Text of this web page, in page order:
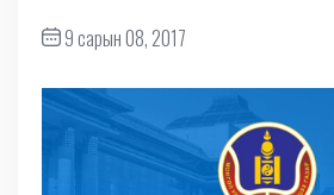
9 сарын 08, 2017